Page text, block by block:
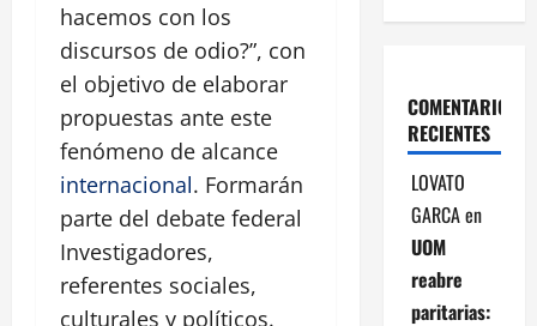
hacemos con los
discursos de odio?”, con
el objetivo de elaborar
propuestas ante este
fenómeno de alcance
internacional. Formarán
parte del debate federal
Investigadores,
referentes sociales,
culturales y políticos.
COMENTARIOS
RECIENTES
LOVATO
GARCAen
UOM
reabre
paritarias: